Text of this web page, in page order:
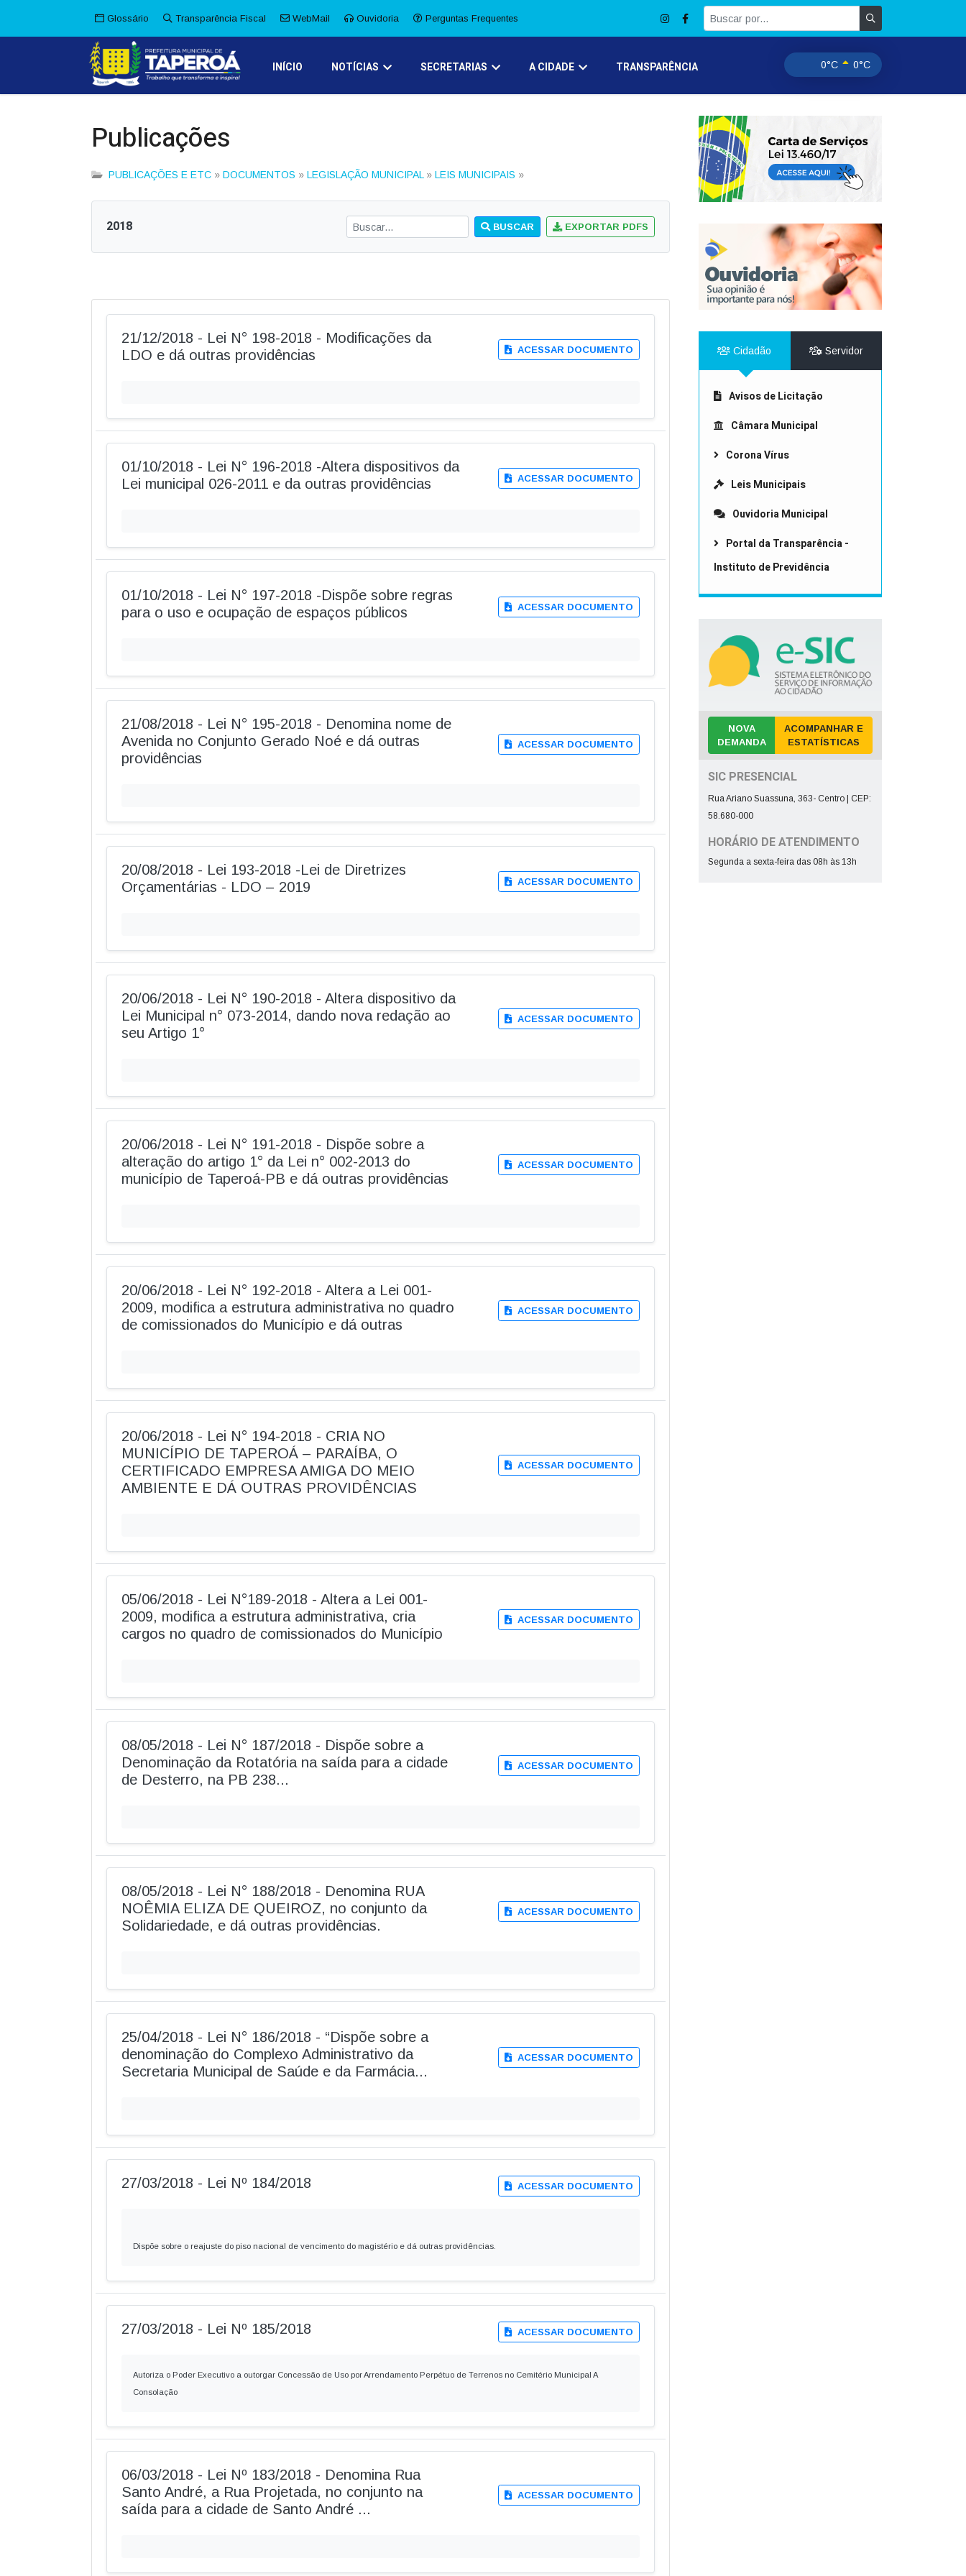
Glossário Transparência Fiscal WebMail Ouvidoria Perguntas Frequentes
0°C 0°C
INÍCIO NOTÍCIAS SECRETARIAS A CIDADE TRANSPARÊNCIA
Publicações
PUBLICAÇÕES E ETC » DOCUMENTOS » LEGISLAÇÃO MUNICIPAL » LEIS MUNICIPAIS »
2018 BUSCAR EXPORTAR PDFS
21/12/2018 - Lei N° 198-2018 - Modificações da
LDO e dá outras providências
ACESSAR DOCUMENTO
01/10/2018 - Lei N° 196-2018 -Altera dispositivos da
Lei municipal 026-2011 e da outras providências
ACESSAR DOCUMENTO
01/10/2018 - Lei N° 197-2018 -Dispõe sobre regras
para o uso e ocupação de espaços públicos
ACESSAR DOCUMENTO
21/08/2018 - Lei N° 195-2018 - Denomina nome de
Avenida no Conjunto Gerado Noé e dá outras
providências
ACESSAR DOCUMENTO
20/08/2018 - Lei 193-2018 -Lei de Diretrizes
Orçamentárias - LDO – 2019
ACESSAR DOCUMENTO
20/06/2018 - Lei N° 190-2018 - Altera dispositivo da
Lei Municipal n° 073-2014, dando nova redação ao
seu Artigo 1°
ACESSAR DOCUMENTO
20/06/2018 - Lei N° 191-2018 - Dispõe sobre a
alteração do artigo 1° da Lei n° 002-2013 do
município de Taperoá-PB e dá outras providências
ACESSAR DOCUMENTO
20/06/2018 - Lei N° 192-2018 - Altera a Lei 001-
2009, modifica a estrutura administrativa no quadro
de comissionados do Município e dá outras
ACESSAR DOCUMENTO
20/06/2018 - Lei N° 194-2018 - CRIA NO
MUNICÍPIO DE TAPEROÁ – PARAÍBA, O
CERTIFICADO EMPRESA AMIGA DO MEIO
AMBIENTE E DÁ OUTRAS PROVIDÊNCIAS
ACESSAR DOCUMENTO
05/06/2018 - Lei N°189-2018 - Altera a Lei 001-
2009, modifica a estrutura administrativa, cria
cargos no quadro de comissionados do Município
ACESSAR DOCUMENTO
08/05/2018 - Lei N° 187/2018 - Dispõe sobre a
Denominação da Rotatória na saída para a cidade
de Desterro, na PB 238...
ACESSAR DOCUMENTO
08/05/2018 - Lei N° 188/2018 - Denomina RUA
NOÊMIA ELIZA DE QUEIROZ, no conjunto da
Solidariedade, e dá outras providências.
ACESSAR DOCUMENTO
25/04/2018 - Lei N° 186/2018 - “Dispõe sobre a
denominação do Complexo Administrativo da
Secretaria Municipal de Saúde e da Farmácia...
ACESSAR DOCUMENTO
27/03/2018 - Lei Nº 184/2018 ACESSAR DOCUMENTO
Dispõe sobre o reajuste do piso nacional de vencimento do magistério e dá outras providências.
27/03/2018 - Lei Nº 185/2018 ACESSAR DOCUMENTO
Autoriza o Poder Executivo a outorgar Concessão de Uso por Arrendamento Perpétuo de Terrenos no Cemitério Municipal A
Consolação
06/03/2018 - Lei Nº 183/2018 - Denomina Rua
Santo André, a Rua Projetada, no conjunto na
saída para a cidade de Santo André ...
ACESSAR DOCUMENTO
Cidadão Servidor
Avisos de Licitação
Câmara Municipal
Corona Vírus
Leis Municipais
Ouvidoria Municipal
Portal da Transparência -
Instituto de Previdência
NOVA
DEMANDA
ACOMPANHAR E
ESTATÍSTICAS
SIC PRESENCIAL
Rua Ariano Suassuna, 363- Centro | CEP:
58.680-000
HORÁRIO DE ATENDIMENTO
Segunda a sexta-feira das 08h às 13h